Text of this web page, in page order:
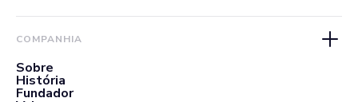
COMPANHIA
Sobre
História
Fundador